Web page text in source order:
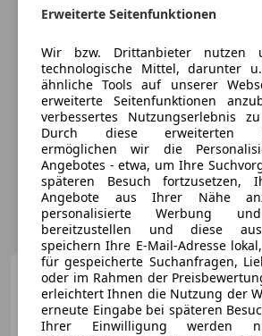
Klasse E
Pickerl
Erweiterte Seitenfunktionen
Wir bzw. Drittanbieter nutzen
technologische Mittel, darunter
ähnliche Tools auf unserer
erweiterte Seitenfunktionen
verbessertes Nutzungserlebnis
Durch diese erweiterten
ermöglichen wir die
Angebotes - etwa, um Ihre
späteren Besuch fortzusetzen,
Angebote aus Ihrer Nähe
personalisierte Werbung
bereitzustellen und diese
speichern Ihre E-Mail-Adresse
für gespeicherte Suchanfragen,
oder im Rahmen der
erleichtert Ihnen die Nutzung der
erneute Eingabe bei späteren
Ihrer Einwilligung werden